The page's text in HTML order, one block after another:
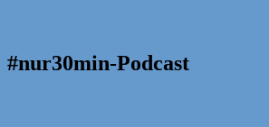
#nur30min-Podcast